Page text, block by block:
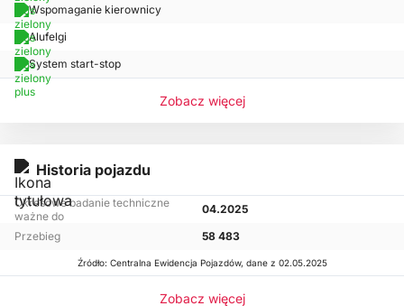
Wspomaganie kierownicy
Alufelgi
System start-stop
Zobacz więcej
Historia pojazdu
Okresowe badanie techniczne
ważne do
04.2025
Przebieg
58 483
Źródło: Centralna Ewidencja Pojazdów, dane z 02.05.2025
Zobacz więcej